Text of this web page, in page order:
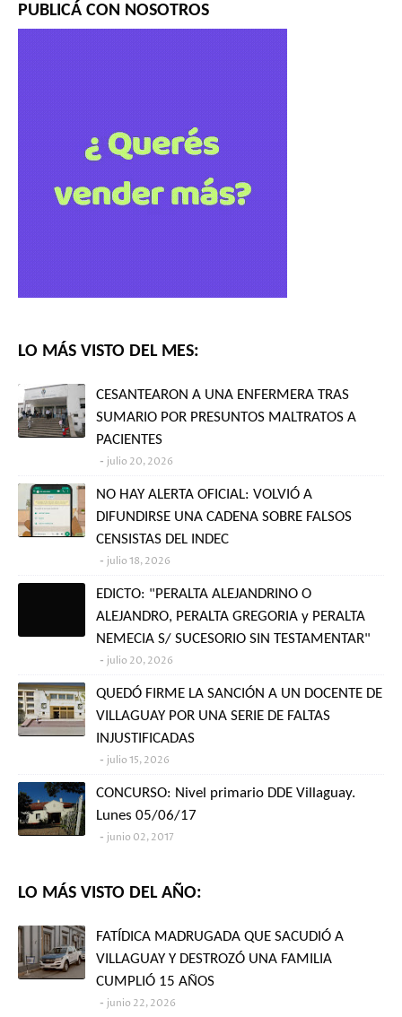
PUBLICÁ CON NOSOTROS
LO MÁS VISTO DEL MES:
CESANTEARON A UNA ENFERMERA TRAS
SUMARIO POR PRESUNTOS MALTRATOS A
PACIENTES
julio 20, 2026
NO HAY ALERTA OFICIAL: VOLVIÓ A
DIFUNDIRSE UNA CADENA SOBRE FALSOS
CENSISTAS DEL INDEC
julio 18, 2026
EDICTO: "PERALTA ALEJANDRINO O
ALEJANDRO, PERALTA GREGORIA y PERALTA
NEMECIA S/ SUCESORIO SIN TESTAMENTAR"
julio 20, 2026
QUEDÓ FIRME LA SANCIÓN A UN DOCENTE DE
VILLAGUAY POR UNA SERIE DE FALTAS
INJUSTIFICADAS
julio 15, 2026
CONCURSO: Nivel primario DDE Villaguay.
Lunes 05/06/17
junio 02, 2017
LO MÁS VISTO DEL AÑO:
FATÍDICA MADRUGADA QUE SACUDIÓ A
VILLAGUAY Y DESTROZÓ UNA FAMILIA
CUMPLIÓ 15 AÑOS
junio 22, 2026